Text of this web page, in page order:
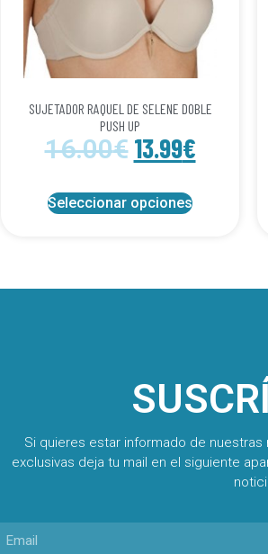
SUJETADOR RAQUEL DE SELENE DOBLE
PUSH UP
16.00€ 13.99€
Seleccionar opciones
Si quieres estar informado de
exclusivas deja tu mail en el siguiente